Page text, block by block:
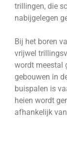
trillingen, die
nabijgelegen
Bij het boren
vrijwel
wordt meestal
gebouwen in
buispalen is
heien wordt
afhankelijk